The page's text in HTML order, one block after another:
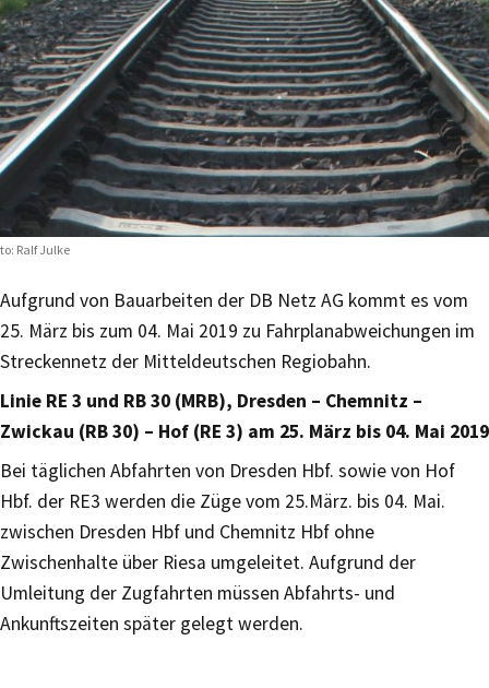
Ralf Julke
Aufgrund von Bauarbeiten der DB Netz AG kommt es vom
25. März bis zum 04. Mai 2019 zu Fahrplanabweichungen im
Streckennetz der Mitteldeutschen Regiobahn.
Linie RE 3 und RB 30 (MRB), Dresden – Chemnitz –
Zwickau (RB 30) – Hof (RE 3) am 25. März bis 04. Mai 2019
Bei täglichen Abfahrten von Dresden Hbf. sowie von Hof
Hbf. der RE3 werden die Züge vom 25.März. bis 04. Mai.
zwischen Dresden Hbf und Chemnitz Hbf ohne
Zwischenhalte über Riesa umgeleitet. Aufgrund der
Umleitung der Zugfahrten müssen Abfahrts- und
Ankunftszeiten später gelegt werden.